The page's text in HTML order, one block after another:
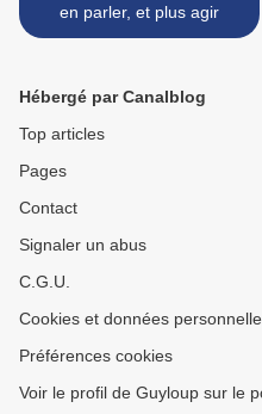
en parler, et plus agir
Hébergé par Canalblog
Top articles
Pages
Contact
Signaler un abus
C.G.U.
Cookies et données
Préférences cookies
Voir le profil de Guyloup sur le